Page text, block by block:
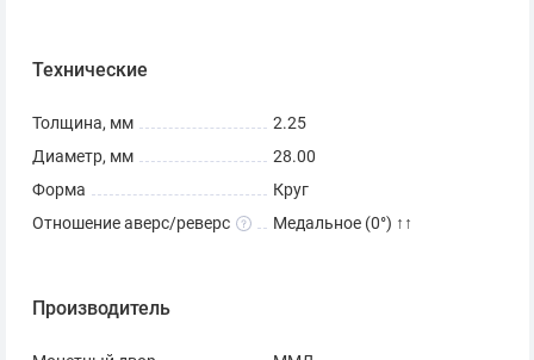
Технические
Толщина, мм
2.25
Диаметр, мм
28.00
Форма
Круг
Отношение аверс/реверс
Медальное (0°) ↑↑
Производитель